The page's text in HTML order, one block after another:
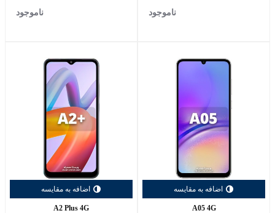
ناموجود ناموجود
اضافه به مقایسه
A05 4G
اضافه به مقایسه
A2 Plus 4G